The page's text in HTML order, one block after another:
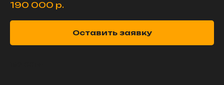
190 000 р.
Оставить заявку